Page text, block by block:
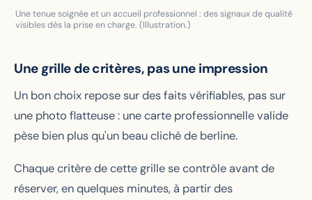
Une tenue soignée et un accueil professionnel : des signaux de qualité
visibles dès la prise en charge. (Illustration.)
Une grille de critères, pas une impression
Un bon choix repose sur des faits vérifiables, pas sur
une photo flatteuse : une carte professionnelle valide
pèse bien plus qu'un beau cliché de berline.
Chaque critère de cette grille se contrôle avant de
réserver, en quelques minutes, à partir des